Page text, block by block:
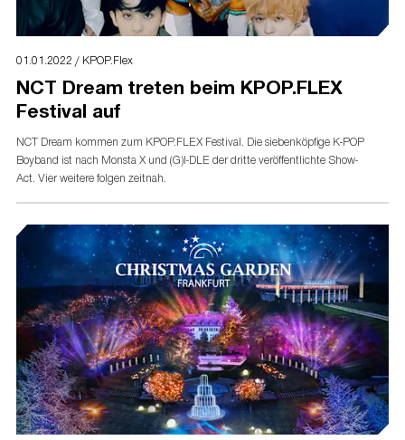
01.01.2022 / KPOP.Flex
NCT Dream treten beim KPOP.FLEX
Festival auf
NCT Dream kommen zum KPOP.FLEX Festival. Die siebenköpfige K-POP
Boyband ist nach Monsta X und (G)I-DLE der dritte veröffentlichte Show-
Act. Vier weitere folgen zeitnah.